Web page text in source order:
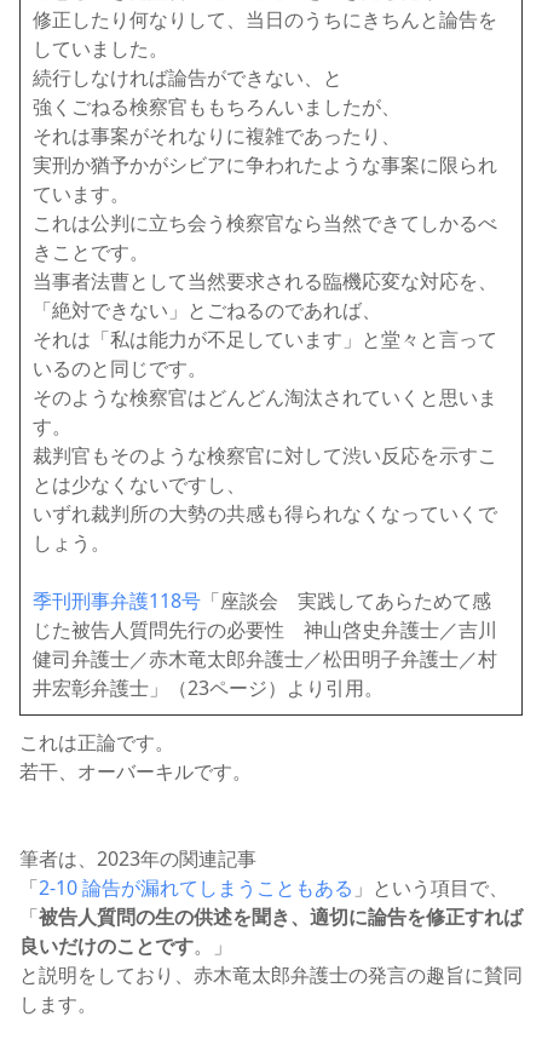
修正したり何なりして、当日のうちにきちんと論告を
していました。
続行しなければ論告ができない、と
強くごねる検察官ももちろんいましたが、
それは事案がそれなりに複雑であったり、
実刑か猶予かがシビアに争われたような事案に限られ
ています。
これは公判に立ち会う検察官なら当然できてしかるべ
きことです。
当事者法曹として当然要求される臨機応変な対応を、
「絶対できない」とごねるのであれば、
それは「私は能力が不足しています」と堂々と言って
いるのと同じです。
そのような検察官はどんどん淘汰されていくと思いま
す。
裁判官もそのような検察官に対して渋い反応を示すこ
とは少なくないですし、
いずれ裁判所の大勢の共感も得られなくなっていくで
しょう。
季刊刑事弁護118号 「座談会 実践してあらためて感
じた被告人質問先行の必要性 神山啓史弁護士／吉川
健司弁護士／赤木竜太郎弁護士／松田明子弁護士／村
井宏彰弁護士」（23ページ）より引用。
これは正論です。
若干、オーバーキルです。
筆者は、2023年の関連記事
「2-10 論告が漏れてしまうこともある 」という項目で、
「被告人質問の生の供述を聞き、適切に論告を修正すれば
良いだけのことです。」
と説明をしており、赤木竜太郎弁護士の発言の趣旨に賛同
します。